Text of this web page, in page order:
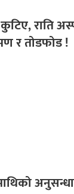
राति
र तोडफोड !